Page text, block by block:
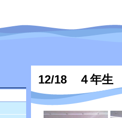
12/18 ４年生